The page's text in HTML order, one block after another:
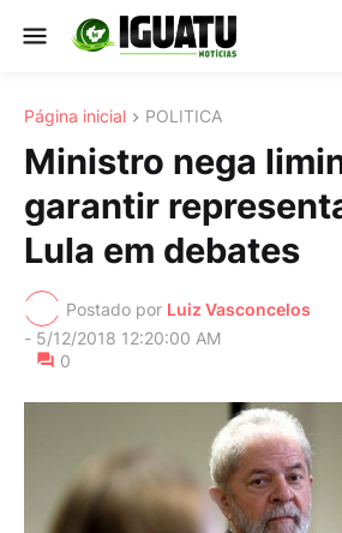
Página inicial POLITICA
Ministro nega
garantir
Lula em debates
Postado por Luiz Vasconcelos
- 5/12/2018 12:20:00 AM
0